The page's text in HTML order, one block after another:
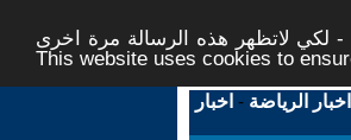
لكي لاتظهر هذه الرسالة مرة اخرى -
This website uses cookies to
اخبار الرياضة - اخبار